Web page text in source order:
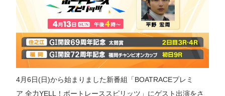
4月6日(日)から始まりました新番組「BOATRACEプレミ
ア 全力YELL！ボートレーススピリッツ」にゲスト出演をさ